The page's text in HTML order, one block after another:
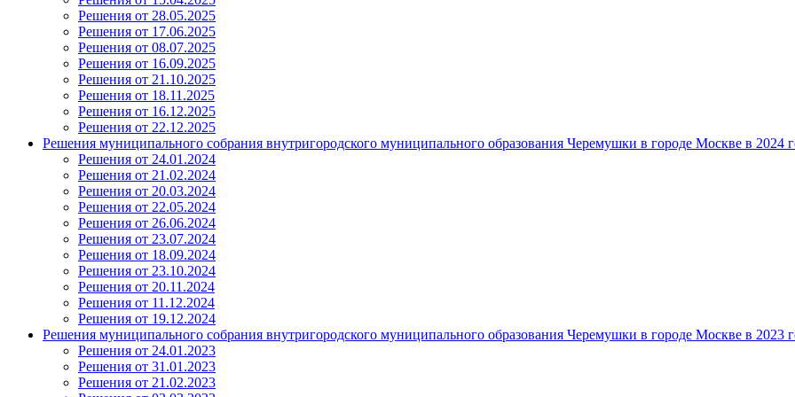
Решения от 28.05.2025
Решения от 17.06.2025
Решения от 08.07.2025
Решения от 16.09.2025
Решения от 21.10.2025
Решения от 18.11.2025
Решения от 16.12.2025
Решения от 22.12.2025
Решения муниципального собрания внутригородского муниципального образования Черемушки в городе Москве в 2024
Решения от 24.01.2024
Решения от 21.02.2024
Решения от 20.03.2024
Решения от 22.05.2024
Решения от 26.06.2024
Решения от 23.07.2024
Решения от 18.09.2024
Решения от 23.10.2024
Решения от 20.11.2024
Решения от 11.12.2024
Решения от 19.12.2024
Решения муниципального собрания внутригородского муниципального образования Черемушки в городе Москве в 2023
Решения от 24.01.2023
Решения от 31.01.2023
Решения от 21.02.2023